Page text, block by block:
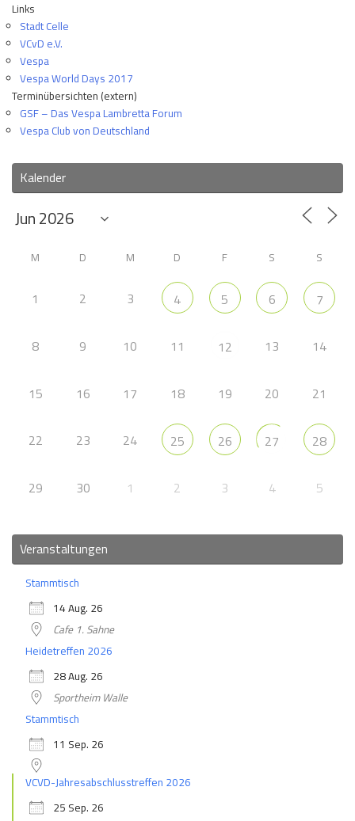
Links
Stadt Celle
VCvD e.V.
Vespa
Vespa World Days 2017
Terminübersichten (extern)
GSF – Das Vespa Lambretta Forum
Vespa Club von Deutschland
Kalender
M D M D F S S
1 2 3 4 5 6 7
8 9 10 11 12 13 14
15 16 17 18 19 20 21
22 23 24 25 26 27 28
29 30 1 2 3 4 5
Veranstaltungen
Stammtisch
14 Aug. 26
Cafe 1. Sahne
Heidetreffen 2026
28 Aug. 26
Sportheim Walle
Stammtisch
11 Sep. 26
VCVD-Jahresabschlusstreffen 2026
25 Sep. 26